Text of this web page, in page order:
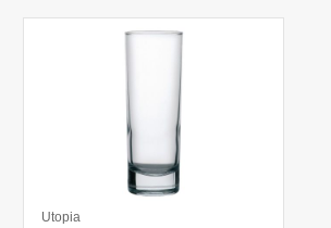
Utopia